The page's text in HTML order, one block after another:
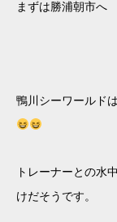
まずは勝浦朝市へ
鴨川シーワールド
トレーナーとの水
けだそうです。